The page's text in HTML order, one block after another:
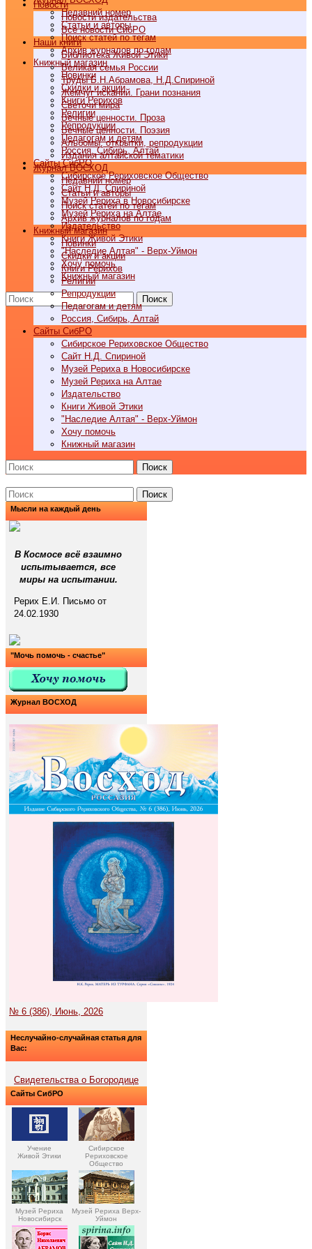
Недавний номер
Статьи и авторы
Поиск статей по тегам
Архив журналов по годам
Книжный магазин
Новинки
Скидки и акции
Книги Рерихов
Религии
Репродукции
Педагогам и детям
Россия, Сибирь, Алтай
Cайты СибРО
Сибирское Рериховское Общество
Сайт Н.Д. Спириной
Музей Рериха в Новосибирске
Музей Рериха на Алтае
Издательство
Книги Живой Этики
"Наследие Алтая" - Верх-Уймон
Хочу помочь
Книжный магазин
Поиск
Новости
Новости издательства
Все новости СибРО
Наши книги
Библиотека Живой Этики
Великая семья России
Труды Б.Н.Абрамова, Н.Д.Спириной
Жемчуг исканий. Грани познания
Светочи мира
Вечные ценности. Проза
Вечные ценности. Поэзия
Альбомы, открытки, репродукции
Издания алтайской тематики
Журнал ВОСХОД
Недавний номер
Статьи и авторы
Поиск статей по тегам
Архив журналов по годам
Книжный магазин
Новинки
Скидки и акции
Книги Рерихов
Религии
Репродукции
Педагогам и детям
Россия, Сибирь, Алтай
Cайты СибРО
Сибирское Рериховское Общество
Сайт Н.Д. Спириной
Музей Рериха в Новосибирске
Музей Рериха на Алтае
Издательство
Книги Живой Этики
"Наследие Алтая" - Верх-Уймон
Хочу помочь
Книжный магазин
Поиск
Поиск
Мысли на каждый день
В Космосе всё взаимно
испытывается, все
миры на испытании.
Рерих Е.И. Письмо от
24.02.1930
"Мочь помочь - счастье"
Журнал ВОСХОД
№ 6 (386), Июнь, 2026
Неслучайно-случайная статья для
Вас:
Свидетельства о Богородице
Сайты СибРО
Учение
Живой Этики
Сибирское
Рериховское
Общество
Музей Рериха
Новосибирск
Музей Рериха Верх-
Уймон